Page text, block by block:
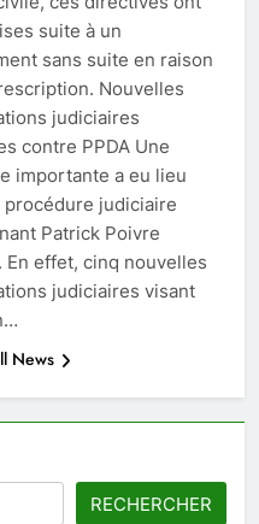
suite à un
sans suite en raison
Nouvelles
judiciaires
contre PPDA Une
importante a eu lieu
procédure judiciaire
Patrick Poivre
En effet, cinq nouvelles
judiciaires visant
News
RECHERCHER